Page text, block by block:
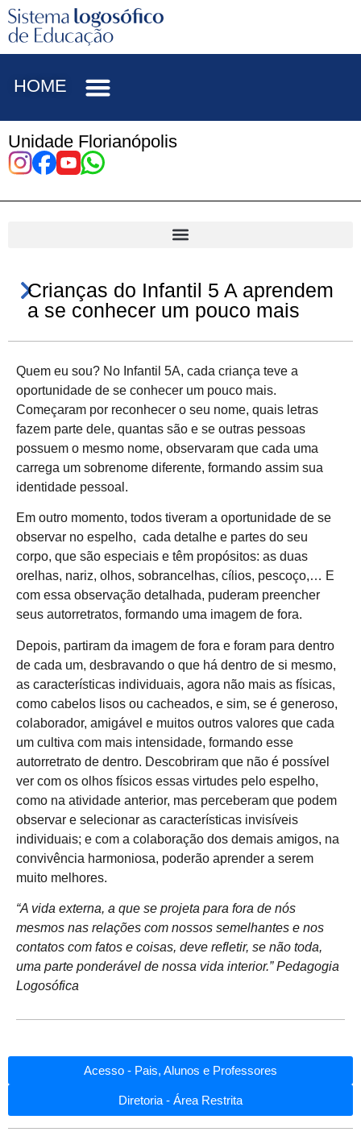
HOME
Unidade Florianópolis
Crianças do Infantil 5 A aprendem
a se conhecer um pouco mais
Quem eu sou? No Infantil 5A, cada criança teve a
oportunidade de se conhecer um pouco mais.
Começaram por reconhecer o seu nome, quais letras
fazem parte dele, quantas são e se outras pessoas
possuem o mesmo nome, observaram que cada uma
carrega um sobrenome diferente, formando assim sua
identidade pessoal.
Em outro momento, todos tiveram a oportunidade de se
observar no espelho, cada detalhe e partes do seu
corpo, que são especiais e têm propósitos: as duas
orelhas, nariz, olhos, sobrancelhas, cílios, pescoço,… E
com essa observação detalhada, puderam preencher
seus autorretratos, formando uma imagem de fora.
Depois, partiram da imagem de fora e foram para dentro
de cada um, desbravando o que há dentro de si mesmo,
as características individuais, agora não mais as físicas,
como cabelos lisos ou cacheados, e sim, se é generoso,
colaborador, amigável e muitos outros valores que cada
um cultiva com mais intensidade, formando esse
autorretrato de dentro. Descobriram que não é possível
ver com os olhos físicos essas virtudes pelo espelho,
como na atividade anterior, mas perceberam que podem
observar e selecionar as características invisíveis
individuais; e com a colaboração dos demais amigos, na
convivência harmoniosa, poderão aprender a serem
muito melhores.
“A vida externa, a que se projeta para fora de nós
mesmos nas relações com nossos semelhantes e nos
contatos com fatos e coisas, deve refletir, se não toda,
uma parte ponderável de nossa vida interior.” Pedagogia
Logosófica
Acesso - Pais, Alunos e Professores
Diretoria - Área Restrita